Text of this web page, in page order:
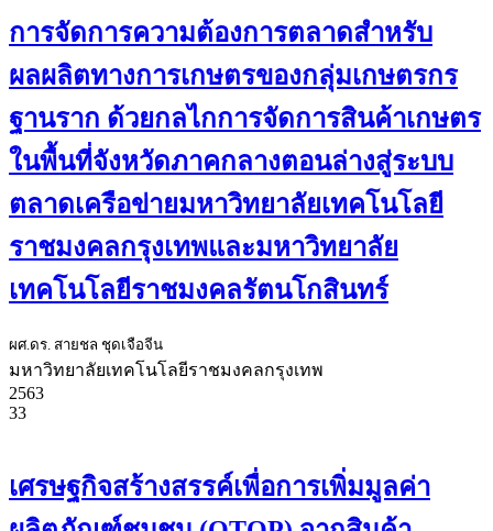
การจัดการความต้องการตลาดสำหรับ
ผลผลิตทางการเกษตรของกลุ่มเกษตรกร
ฐานราก ด้วยกลไกการจัดการสินค้าเกษตร
ในพื้นที่จังหวัดภาคกลางตอนล่างสู่ระบบ
ตลาดเครือข่ายมหาวิทยาลัยเทคโนโลยี
ราชมงคลกรุงเทพและมหาวิทยาลัย
เทคโนโลยีราชมงคลรัตนโกสินทร์
ผศ.ดร. สายชล ชุดเจือจีน
มหาวิทยาลัยเทคโนโลยีราชมงคลกรุงเทพ
2563
33
เศรษฐกิจสร้างสรรค์เพื่อการเพิ่มมูลค่า